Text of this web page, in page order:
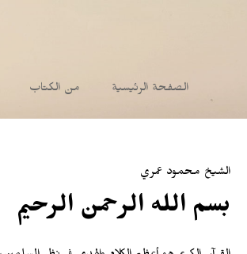
الصفحة الرئيسية من الكتاب
الشيخ محمود عمري
بسم الله الرحمن الرحيم